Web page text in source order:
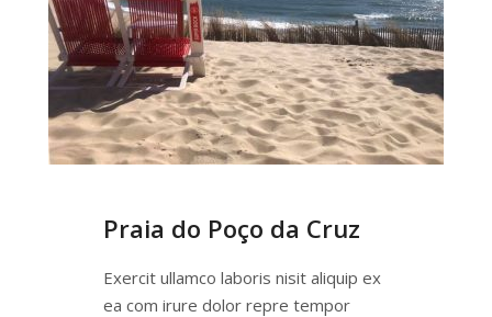
Praia do Poço da Cruz
Exercit ullamco laboris nisit aliquip ex
ea com irure dolor repre tempor